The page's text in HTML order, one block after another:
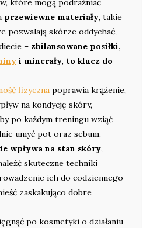
które mogą podrażniać
przewiewne materiały, takie
pozwalają skórze oddychać,
– zbilansowane posiłki,
i minerały, to klucz do
fizyczna poprawia krążenie,
na kondycję skóry,
po każdym treningu wziąć
umyć pot oraz sebum,
wpływa na stan skóry,
skuteczne techniki
ich do codziennego
zaskakująco dobre
po kosmetyki o działaniu